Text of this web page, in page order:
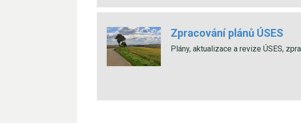
Zpracování plánů ÚSES
Plány, aktualizace a revize ÚSES,